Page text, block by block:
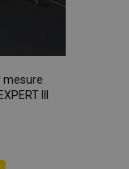
mesure
III